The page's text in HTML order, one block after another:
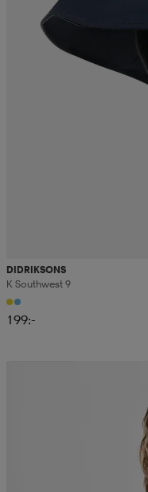
DIDRIKSONS
K Southwest 9
199:-